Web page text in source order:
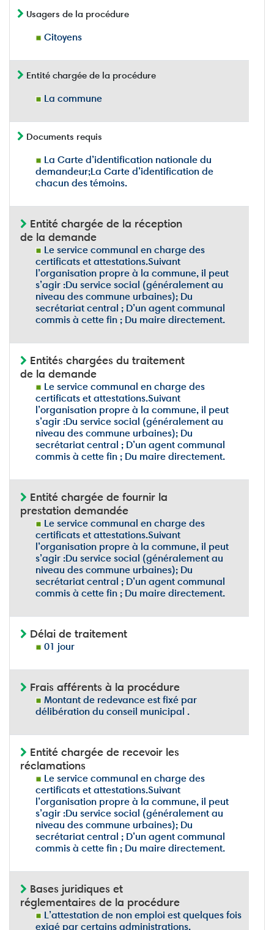
Usagers de la procédure
Citoyens
Entité chargée de la procédure
La commune
Documents requis
La Carte d’identification nationale du
demandeur;La Carte d’identification de
chacun des témoins.
Entité chargée de la réception
de la demande
Le service communal en charge des
certificats et attestations.Suivant
l’organisation propre à la commune, il peut
s’agir :Du service social (généralement au
niveau des commune urbaines); Du
secrétariat central ; D’un agent communal
commis à cette fin ; Du maire directement.
Entités chargées du traitement
de la demande
Le service communal en charge des
certificats et attestations.Suivant
l’organisation propre à la commune, il peut
s’agir :Du service social (généralement au
niveau des commune urbaines); Du
secrétariat central ; D’un agent communal
commis à cette fin ; Du maire directement.
Entité chargée de fournir la
prestation demandée
Le service communal en charge des
certificats et attestations.Suivant
l’organisation propre à la commune, il peut
s’agir :Du service social (généralement au
niveau des commune urbaines); Du
secrétariat central ; D’un agent communal
commis à cette fin ; Du maire directement.
Délai de traitement
01 jour
Frais afférents à la procédure
Montant de redevance est fixé par
délibération du conseil municipal .
Entité chargée de recevoir les
réclamations
Le service communal en charge des
certificats et attestations.Suivant
l’organisation propre à la commune, il peut
s’agir :Du service social (généralement au
niveau des commune urbaines); Du
secrétariat central ; D’un agent communal
commis à cette fin ; Du maire directement.
Bases juridiques et
réglementaires de la procédure
L’attestation de non emploi est quelques fois
exigé par certains administrations,